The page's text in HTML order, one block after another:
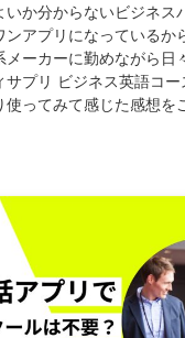
いか分からないビジネス
ンアプリになっているか
メーカーに勤めながら日
サプリ ビジネス英語コ
ってみて感じた感想を